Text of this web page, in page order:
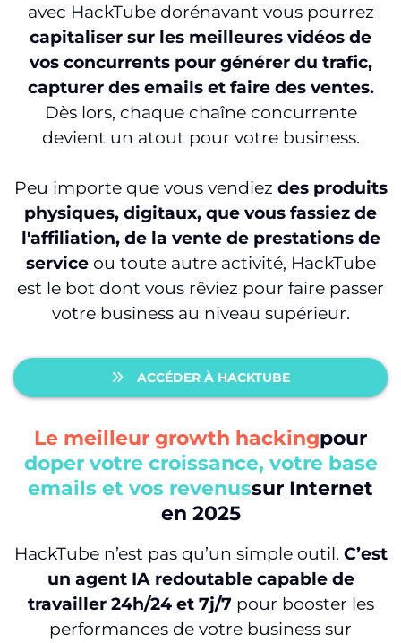
avec HackTube dorénavant vous pourrez
capitaliser sur les meilleures vidéos de
vos concurrents pour générer du trafic,
capturer des emails et faire des ventes.
Dès lors, chaque chaîne concurrente
devient un atout pour votre business.
Peu importe que vous vendiez des produits
physiques, digitaux, que vous fassiez de
l'affiliation, de la vente de prestations de
service ou toute autre activité, HackTube
est le bot dont vous rêviez pour faire passer
votre business au niveau supérieur.
ACCÉDER À HACKTUBE
Le meilleur growth hackingpour
doper votre croissance, votre base
emails et vos revenussur Internet
en 2025
HackTube n’est pas qu’un simple outil. C’est
un agent IA redoutable capable de
travailler 24h/24 et 7j/7 pour booster les
performances de votre business sur